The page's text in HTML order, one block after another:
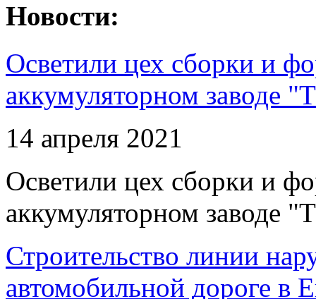
Новости:
Осветили цех сборки и
аккумуляторном заводе
14 апреля 2021
Осветили цех сборки и
аккумуляторном заводе
Строительство линии
автомобильной дороге в